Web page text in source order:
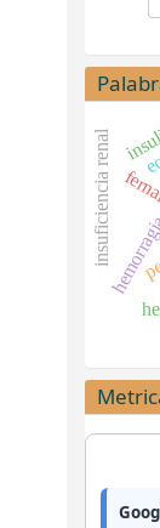
insuficiencia renal